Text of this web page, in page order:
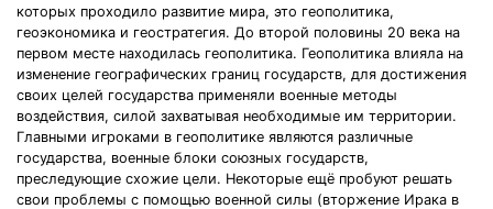
которых проходило развитие мира, это геополитика,
геоэкономика и геостратегия. До второй половины 20 века на
первом месте находилась геополитика. Геополитика влияла на
изменение географических границ государств, для достижения
своих целей государства применяли военные методы
воздействия, силой захватывая необходимые им территории.
Главными игроками в геополитике являются различные
государства, военные блоки союзных государств,
преследующие схожие цели. Некоторые ещё пробуют решать
свои проблемы с помощью военной силы (вторжение Ирака в